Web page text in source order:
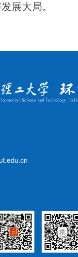
展大局。